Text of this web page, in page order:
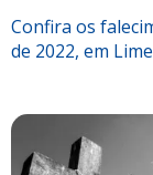
Confira os
de 2022, em